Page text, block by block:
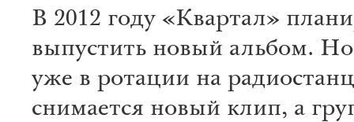
В 2012 году «Квартал»
выпустить новый альбом.
уже в ротации на
снимается новый клип, а